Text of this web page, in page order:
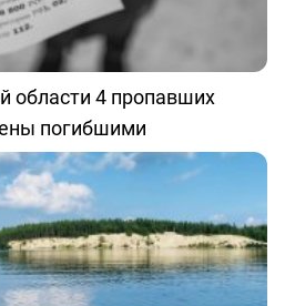
области 4 пропавших
погибшими